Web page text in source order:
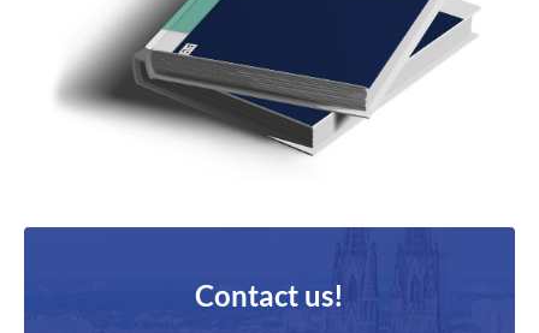
Contact us!